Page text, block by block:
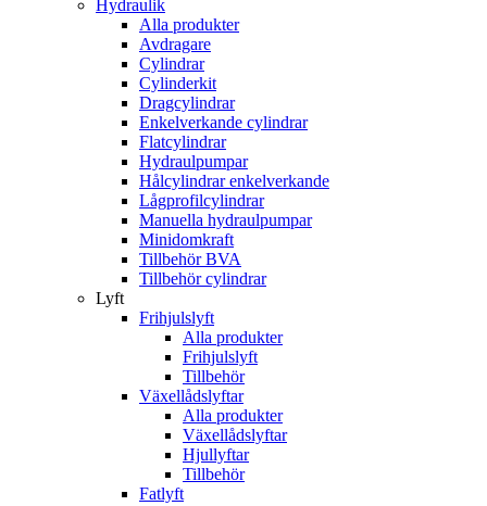
Hydraulik
Alla produkter
Avdragare
Cylindrar
Cylinderkit
Dragcylindrar
Enkelverkande cylindrar
Flatcylindrar
Hydraulpumpar
Hålcylindrar enkelverkande
Lågprofilcylindrar
Manuella hydraulpumpar
Minidomkraft
Tillbehör BVA
Tillbehör cylindrar
Lyft
Frihjulslyft
Alla produkter
Frihjulslyft
Tillbehör
Växellådslyftar
Alla produkter
Växellådslyftar
Hjullyftar
Tillbehör
Fatlyft